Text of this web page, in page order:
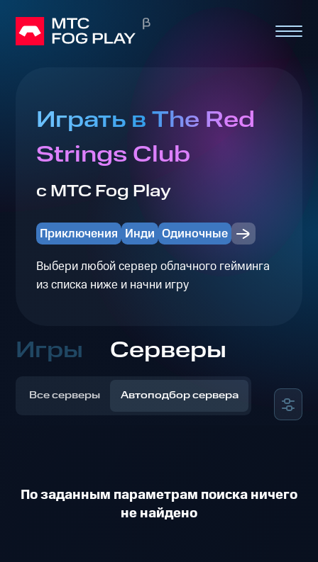
Играть в The Red
Strings Club
с МТС Fog Play
Приключения Инди Одиночные
Выбери любой сервер облачного гейминга
из списка ниже и начни игру
Игры Серверы
Все серверы Автоподбор сервера
По заданным параметрам поиска ничего
не найдено